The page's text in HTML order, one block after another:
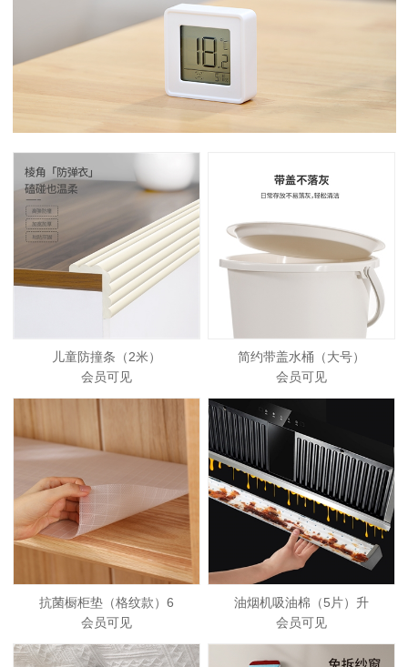
儿童防撞条（2米）
会员可见
简约带盖水桶（大号）
会员可见
抗菌橱柜垫（格纹款）6
会员可见
油烟机吸油棉（5片）升
会员可见